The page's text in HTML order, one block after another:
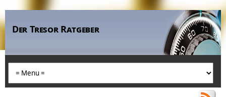
Der Tresor Ratgeber